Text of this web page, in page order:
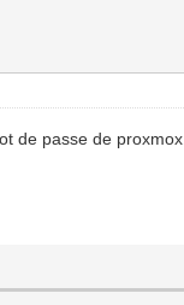
de passe de proxmox.